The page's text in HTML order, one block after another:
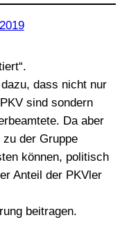
dass nicht nur
sind sondern
Da aber
der Gruppe
können, politisch
Anteil der PKVler
beitragen.